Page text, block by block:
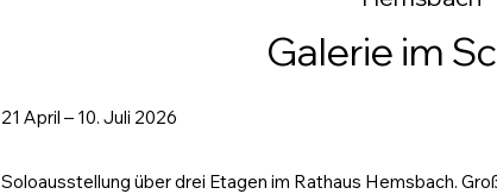
Galerie im
21 April – 10. Juli 2026
Soloausstellung über drei Etagen im Rathaus Hemsbach.